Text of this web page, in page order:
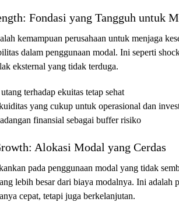
Fondasi yang Tangguh untuk
kemampuan perusahaan untuk menjaga
dalam penggunaan modal. Ini seperti
eksternal yang tidak terduga.
terhadap ekuitas tetap sehat
yang cukup untuk operasional dan
finansial sebagai buffer risiko
Alokasi Modal yang Cerdas
pada penggunaan modal yang tidak
lebih besar dari biaya modalnya. Ini adalah
cepat, tetapi juga berkelanjutan.